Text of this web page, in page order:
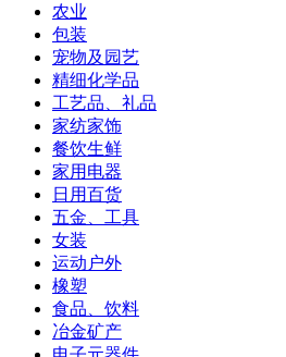
农业
包装
宠物及园艺
精细化学品
工艺品、礼品
家纺家饰
餐饮生鲜
家用电器
日用百货
五金、工具
女装
运动户外
橡塑
食品、饮料
冶金矿产